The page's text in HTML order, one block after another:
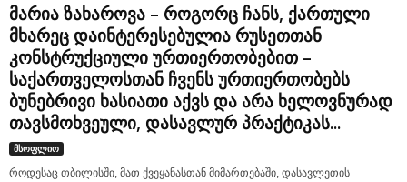
მარია ზახაროვა – როგორც ჩანს, ქართული
მხარეც დაინტერესებულია რუსეთთან
კონსტრუქციული ურთიერთობებით –
საქართველოსთან ჩვენს ურთიერთობებს
ბუნებრივი ხასიათი აქვს და არა ხელოვნურად
თავსმოხვეული, დასავლურ პრაქტიკას...
მსოფლიო
როდესაც თბილისში, მათ ქვეყანასთან მიმართებაში, დასავლეთის